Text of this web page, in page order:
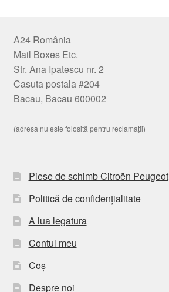
A24 România
Mail Boxes Etc.
Str. Ana Ipatescu nr. 2
Casuta postala #204
Bacau, Bacau 600002
(adresa nu este folosită pentru reclamații)
Piese de schimb Citroën Peugeot
Politică de confidențialitate
A lua legatura
Contul meu
Coș
Despre noi